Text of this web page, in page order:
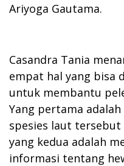
Ariyoga Gautama.
Casandra Tania
empat hal yang bisa
untuk membantu
Yang pertama
spesies laut tersebut
yang kedua adalah
informasi tentang